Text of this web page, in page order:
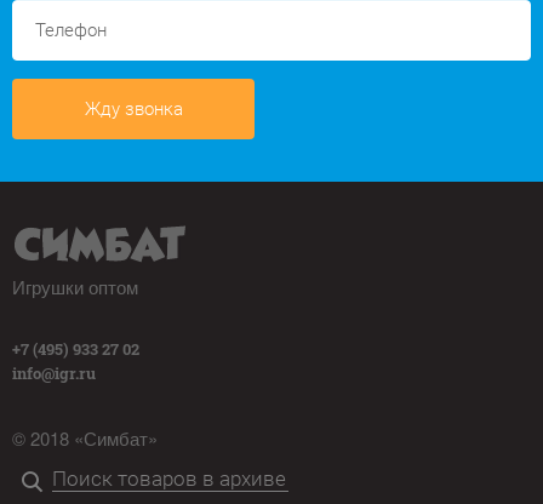
Жду звонка
Игрушки оптом
+7 (495) 933 27 02
info@igr.ru
© 2018 «Симбат»